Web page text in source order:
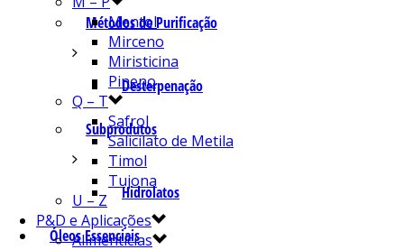
Métodos de Purificação
Desterpenação
Subprodutos
Hidrolatos
Óleos Essenciais
Mentol
Mirceno
Miristicina
Pineno
Q – T
Safrol
Salicilato de Metila
Timol
Tujona
U – Z
P&D e Aplicações
Alimentícias